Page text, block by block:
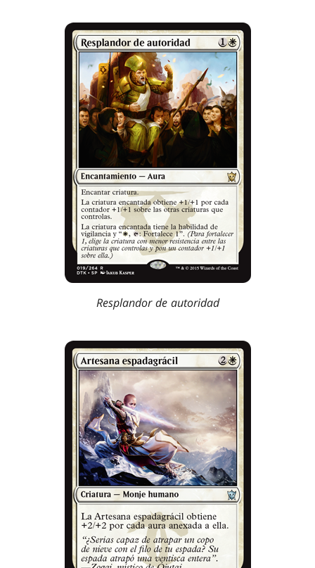
Resplandor de autoridad